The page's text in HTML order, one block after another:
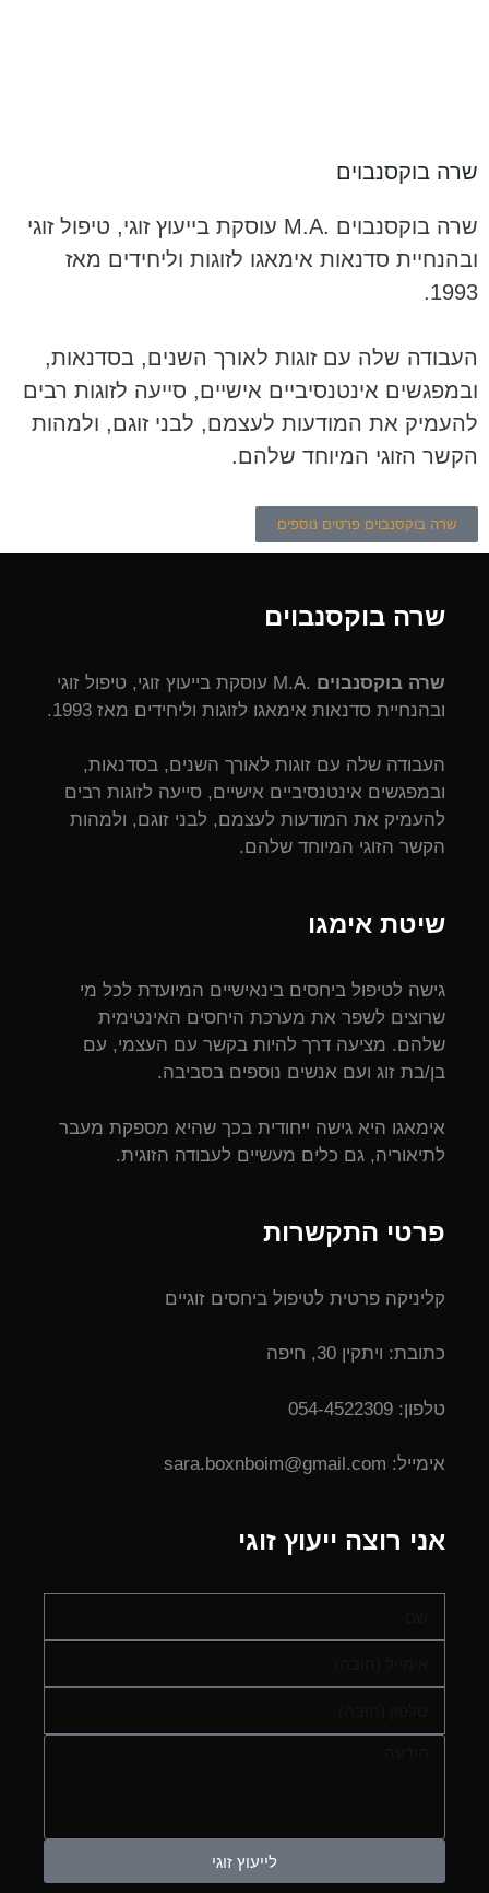
שרה בוקסנבוים
שרה בוקסנבוים .M.A עוסקת בייעוץ זוגי, טיפול זוגי
ובהנחיית סדנאות אימאגו לזוגות וליחידים מאז
1993.
העבודה שלה עם זוגות לאורך השנים, בסדנאות,
ובמפגשים אינטנסיביים אישיים, סייעה לזוגות רבים
להעמיק את המודעות לעצמם, לבני זוגם, ולמהות
הקשר הזוגי המיוחד שלהם.
שרה בוקסנבוים פרטים נוספים
שרה בוקסנבוים
שרה בוקסנבוים
.M.A עוסקת בייעוץ זוגי, טיפול זוגי
ובהנחיית סדנאות אימאגו לזוגות וליחידים מאז 1993.
העבודה שלה עם זוגות לאורך השנים, בסדנאות,
ובמפגשים אינטנסיביים אישיים, סייעה לזוגות רבים
להעמיק את המודעות לעצמם, לבני זוגם, ולמהות
הקשר הזוגי המיוחד שלהם.
שיטת אימגו
גישה לטיפול ביחסים בינאישיים המיועדת לכל מי
שרוצים לשפר את מערכת היחסים האינטימית
שלהם. מציעה דרך להיות בקשר עם העצמי, עם
בן/בת זוג ועם אנשים נוספים בסביבה.
אימאגו היא גישה ייחודית בכך שהיא מספקת מעבר
לתיאוריה, גם כלים מעשיים לעבודה הזוגית.
פרטי התקשרות
קליניקה פרטית לטיפול ביחסים זוגיים
כתובת: ויתקין 30, חיפה
טלפון: 054-4522309
אימייל: sara.boxnboim@gmail.com
אני רוצה ייעוץ זוגי
לייעוץ זוגי